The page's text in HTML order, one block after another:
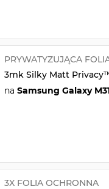
PRYWATYZUJĄCA
3mk Silky Matt
na Samsung Galaxy
3X FOLIA OCHRONNA